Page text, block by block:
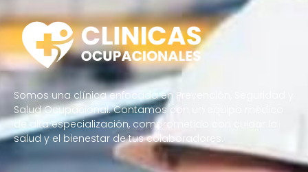
Somos una clínica enfocada en Prevención, Seguridad y
Salud Ocupacional. Contamos con un equipo médico
de alta especialización, comprometido con cuidar la
salud y el bienestar de tus colaboradores.